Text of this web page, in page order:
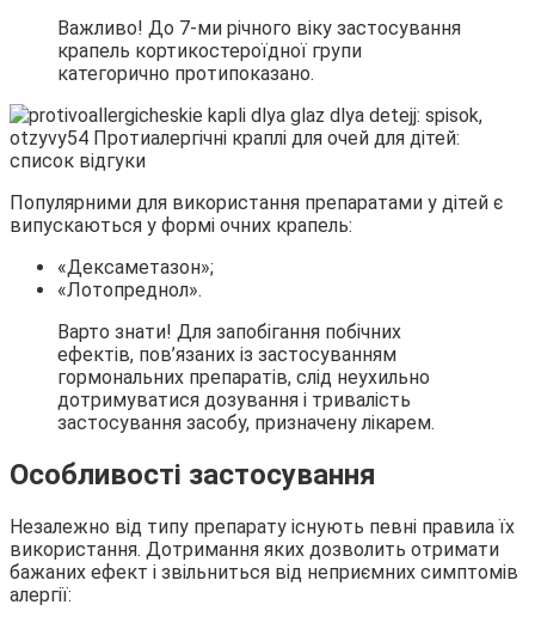
Важливо! До 7-ми річного віку застосування
крапель кортикостероїдної групи
категорично протипоказано.
Популярними для використання препаратами у дітей є
випускаються у формі очних крапель:
«Дексаметазон»;
«Лотопреднол».
Варто знати! Для запобігання побічних
ефектів, пов’язаних із застосуванням
гормональних препаратів, слід неухильно
дотримуватися дозування і тривалість
застосування засобу, призначену лікарем.
Особливості застосування
Незалежно від типу препарату існують певні правила їх
використання. Дотримання яких дозволить отримати
бажаних ефект і звільниться від неприємних симптомів
алергії: